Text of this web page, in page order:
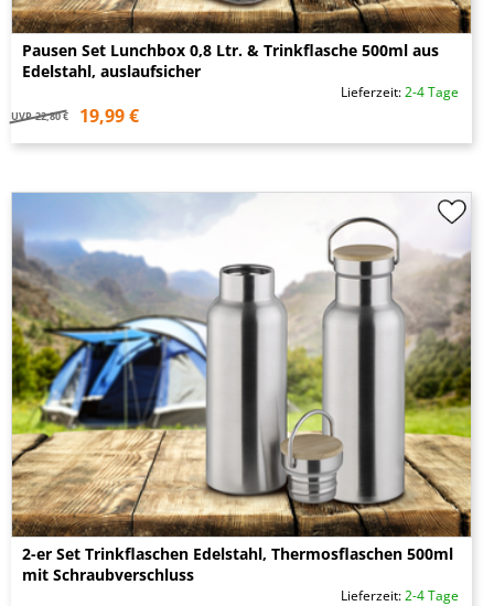
Pausen Set Lunchbox 0,8 Ltr. & Trinkflasche 500ml aus
Edelstahl, auslaufsicher
Lieferzeit:2-4 Tage
UVP 22,80 € 19,99 €
2-er Set Trinkflaschen Edelstahl, Thermosflaschen 500ml
mit Schraubverschluss
Lieferzeit:2-4 Tage